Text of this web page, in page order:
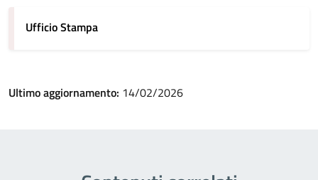
Ufficio Stampa
Ultimo aggiornamento: 14/02/2026